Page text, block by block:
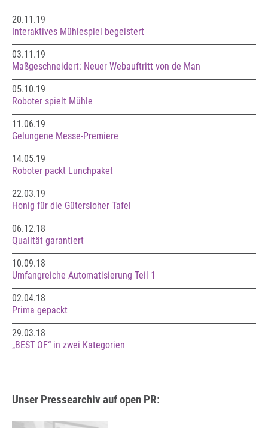
20.11.19
Interaktives Mühlespiel begeistert
03.11.19
Maßgeschneidert: Neuer Webauftritt von de Man
05.10.19
Roboter spielt Mühle
11.06.19
Gelungene Messe-Premiere
14.05.19
Roboter packt Lunchpaket
22.03.19
Honig für die Gütersloher Tafel
06.12.18
Qualität garantiert
10.09.18
Umfangreiche Automatisierung Teil 1
02.04.18
Prima gepackt
29.03.18
„BEST OF“ in zwei Kategorien
Unser Pressearchiv auf open PR: